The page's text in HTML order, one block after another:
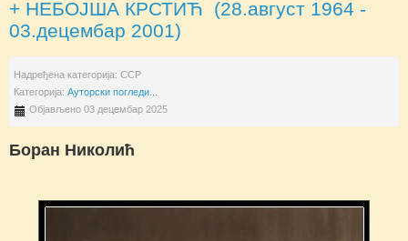
+ НЕБОЈША КРСТИЋ (28.август 1964 -
03.децембар 2001)
Надређена категорија: ССР
Категорија: Ауторски погледи...
Објављено 03 децембар 2025
Боран Николић